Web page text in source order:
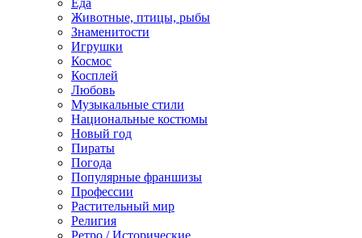
Еда
Животные, птицы, рыбы
Знаменитости
Игрушки
Космос
Косплей
Любовь
Музыкальные стили
Национальные костюмы
Новый год
Пираты
Погода
Популярные франшизы
Профессии
Растительный мир
Религия
Ретро / Исторические